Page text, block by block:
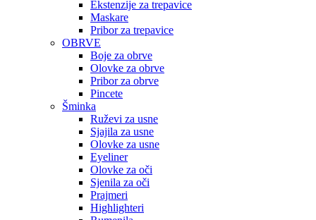
Ekstenzije za trepavice
Maskare
Pribor za trepavice
OBRVE
Boje za obrve
Olovke za obrve
Pribor za obrve
Pincete
Šminka
Ruževi za usne
Sjajila za usne
Olovke za usne
Eyeliner
Olovke za oči
Sjenila za oči
Prajmeri
Highlighteri